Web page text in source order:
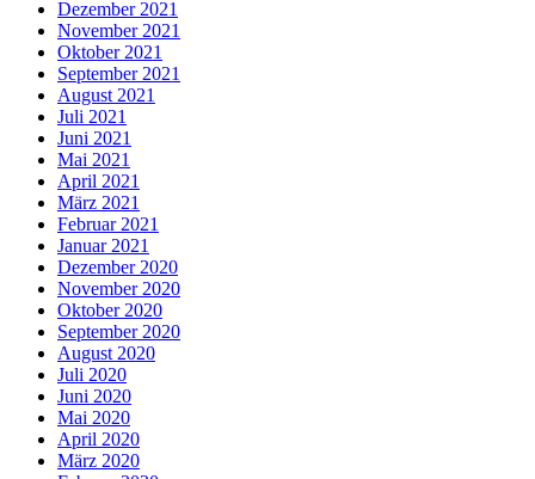
Dezember 2021
November 2021
Oktober 2021
September 2021
August 2021
Juli 2021
Juni 2021
Mai 2021
April 2021
März 2021
Februar 2021
Januar 2021
Dezember 2020
November 2020
Oktober 2020
September 2020
August 2020
Juli 2020
Juni 2020
Mai 2020
April 2020
März 2020